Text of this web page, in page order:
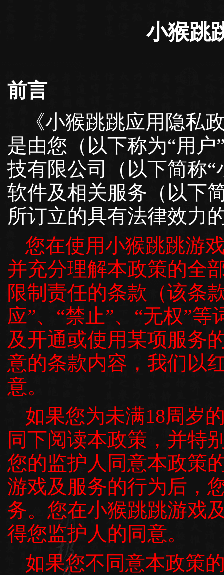
小猴跳
前言
《小猴跳跳应用隐私
是由您（以下称为“用
技有限公司（以下简称
软件及相关服务（以下
所订立的具有法律效力
您在使用小猴跳跳游
并充分理解本政策的全
限制责任的条款（该条
应”、“禁止”、“无权”
及开通或使用某项服务
意的条款内容，我们以
意。
如果您为未满18周岁
同下阅读本政策，并特
您的监护人同意本政策
游戏及服务的行为后，
务。您在小猴跳跳游戏
得您监护人的同意。
如果您不同意本政策